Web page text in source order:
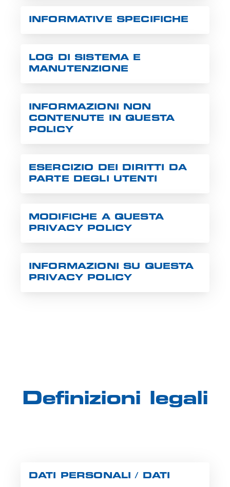
INFORMATIVE SPECIFICHE
LOG DI SISTEMA E
MANUTENZIONE
INFORMAZIONI NON
CONTENUTE IN QUESTA
POLICY
ESERCIZIO DEI DIRITTI DA
PARTE DEGLI UTENTI
MODIFICHE A QUESTA
PRIVACY POLICY
INFORMAZIONI SU QUESTA
PRIVACY POLICY
Definizioni legali
DATI PERSONALI / DATI